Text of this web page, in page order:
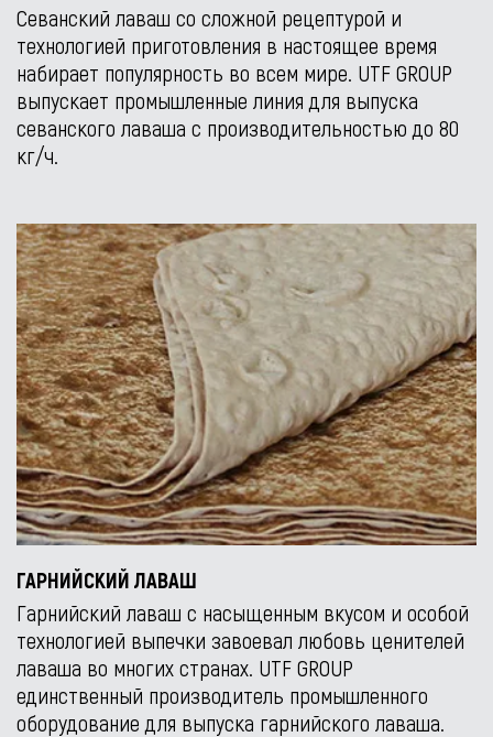
Севанский лаваш со сложной рецептурой и
технологией приготовления в настоящее время
набирает популярность во всем мире. UTF GROUP
выпускает промышленные линия для выпуска
севанского лаваша с производительностью до 80
кг/ч.
ГАРНИЙСКИЙ ЛАВАШ
Гарнийский лаваш с насыщенным вкусом и особой
технологией выпечки завоевал любовь ценителей
лаваша во многих странах. UTF GROUP
единственный производитель промышленного
оборудование для выпуска гарнийского лаваша.